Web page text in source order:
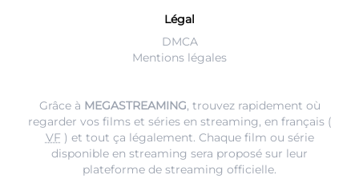
Légal
DMCA
Mentions légales
Grâce à MEGASTREAMING, trouvez rapidement où
regarder vos films et séries en streaming, en français (
VF) et tout ça légalement. Chaque film ou série
disponible en streaming sera proposé sur leur
plateforme de streaming officielle.